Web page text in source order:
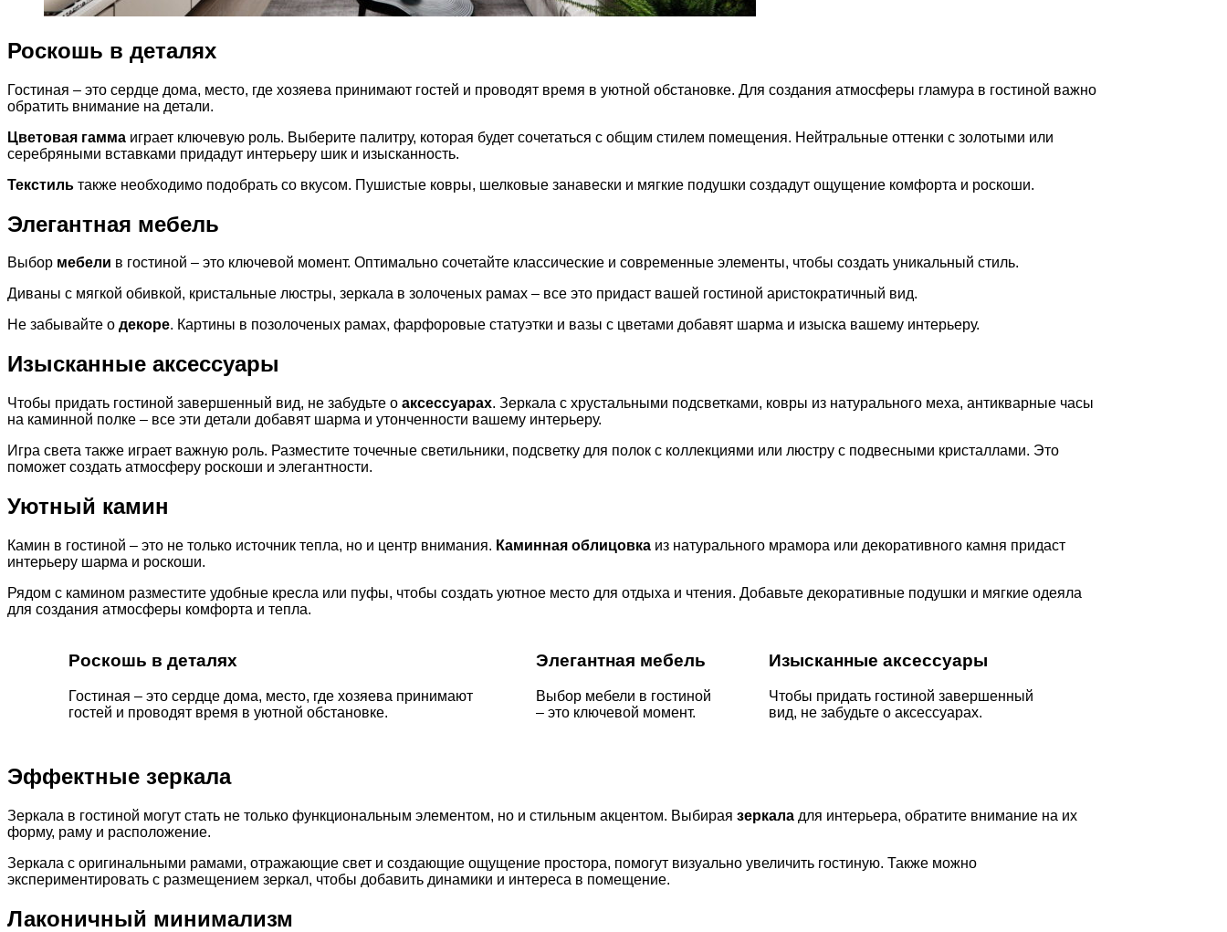
Роскошь в деталях
Гостиная – это сердце дома, место, где хозяева принимают гостей и проводят время в уютной обстановке. Для создания атмосферы гламура в гостиной важно
обратить внимание на детали.
Цветовая гамма играет ключевую роль. Выберите палитру, которая будет сочетаться с общим стилем помещения. Нейтральные оттенки с золотыми или
серебряными вставками придадут интерьеру шик и изысканность.
Текстиль также необходимо подобрать со вкусом. Пушистые ковры, шелковые занавески и мягкие подушки создадут ощущение комфорта и роскоши.
Элегантная мебель
Выбор мебели в гостиной – это ключевой момент. Оптимально сочетайте классические и современные элементы, чтобы создать уникальный стиль.
Диваны с мягкой обивкой, кристальные люстры, зеркала в золоченых рамах – все это придаст вашей гостиной аристократичный вид.
Не забывайте о декоре. Картины в позолоченых рамах, фарфоровые статуэтки и вазы с цветами добавят шарма и изыска вашему интерьеру.
Изысканные аксессуары
Чтобы придать гостиной завершенный вид, не забудьте о аксессуарах. Зеркала с хрустальными подсветками, ковры из натурального меха, антикварные часы
на каминной полке – все эти детали добавят шарма и утонченности вашему интерьеру.
Игра света также играет важную роль. Разместите точечные светильники, подсветку для полок с коллекциями или люстру с подвесными кристаллами. Это
поможет создать атмосферу роскоши и элегантности.
Уютный камин
Камин в гостиной – это не только источник тепла, но и центр внимания. Каминная облицовка из натурального мрамора или декоративного камня придаст
интерьеру шарма и роскоши.
Рядом с камином разместите удобные кресла или пуфы, чтобы создать уютное место для отдыха и чтения. Добавьте декоративные подушки и мягкие одеяла
для создания атмосферы комфорта и тепла.
Роскошь в деталях
Гостиная – это сердце дома, место, где хозяева принимают
гостей и проводят время в уютной обстановке.
Элегантная мебель
Выбор мебели в гостиной
– это ключевой момент.
Изысканные аксессуары
Чтобы придать гостиной завершенный
вид, не забудьте о аксессуарах.
Эффектные зеркала
Зеркала в гостиной могут стать не только функциональным элементом, но и стильным акцентом. Выбирая зеркала для интерьера, обратите внимание на их
форму, раму и расположение.
Зеркала с оригинальными рамами, отражающие свет и создающие ощущение простора, помогут визуально увеличить гостиную. Также можно
экспериментировать с размещением зеркал, чтобы добавить динамики и интереса в помещение.
Лаконичный минимализм